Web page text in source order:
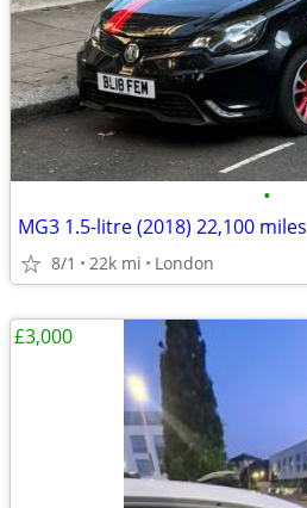
•
MG3 1.5-litre (2018) 22,100 miles
8/1 22k mi London
£3,000